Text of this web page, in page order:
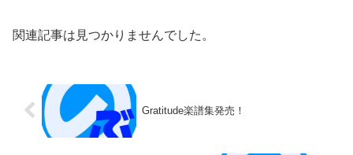
関連記事は見つかりませんでした。
Gratitude楽譜集発売！